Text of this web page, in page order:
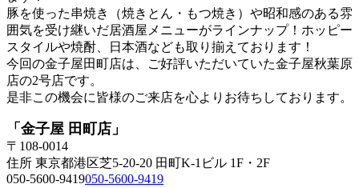
豚を使った串焼き（焼きとん・もつ焼き）や昭和感のある雰
囲気を受け継いだ居酒屋メニューがラインナップ！ホッピー
スタイルや焼酎、日本酒なども取り揃えております！
今回の金子屋田町店は、ご好評いただいていた金子屋秋葉原
店の2号店です。
是非この機会に皆様のご来店を心よりお待ちしております。
「金子屋 田町店」
〒108-0014
住所 東京都港区芝5-20-20 田町K-1ビル 1F・2F
050-5600-9419050-5600-9419